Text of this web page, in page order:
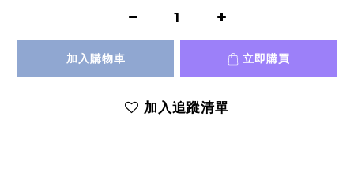
加入購物車 立即購買
加入追蹤清單